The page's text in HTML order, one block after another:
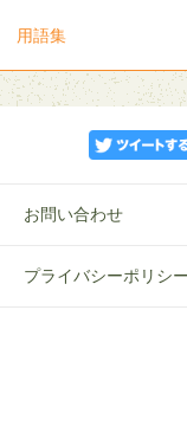
用語集
お問い合わせ
プライバシーポリシー